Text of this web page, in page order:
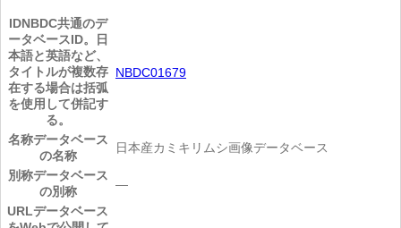
IDNBDC共通のデ
ータベースID。日
本語と英語など、
タイトルが複数存
在する場合は括弧
を使用して併記す
る。
NBDC01679
名称データベース
の名称
日本産カミキリムシ画像データベース
別称データベース
の別称
―
URLデータベース